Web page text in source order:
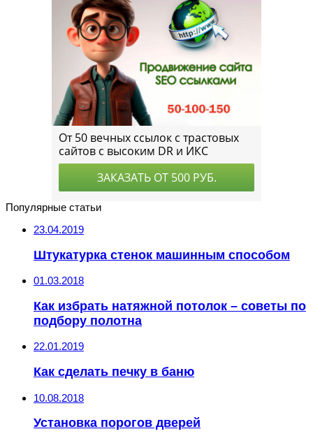
Популярные статьи
23.04.2019
Штукатурка стенок машинным способом
01.03.2018
Как избрать натяжной потолок – советы по
подбору полотна
22.01.2019
Как сделать печку в баню
10.08.2018
Установка порогов дверей